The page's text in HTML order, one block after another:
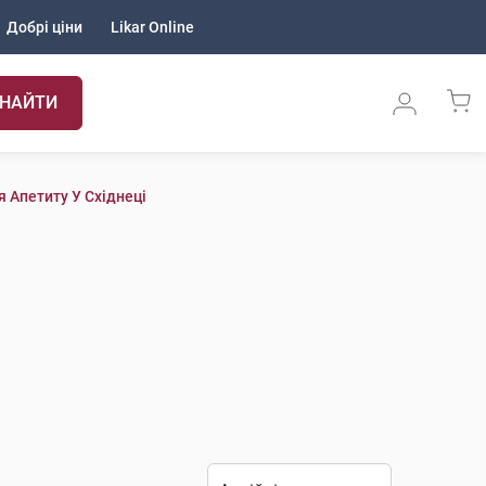
Добрі ціни Likar Online
У Східнеці